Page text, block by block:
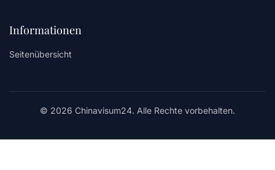
Informationen
Seitenübersicht
© 2026 Chinavisum24. Alle Rechte vorbehalten.